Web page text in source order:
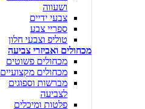
ושעווה
צבעי ידיים
ספריי צבע
טוליפ וצבעי חלון
מכחולים ואביזרי צביעה
מכחולים פשוטים
מכחולים מקצועיים
מברשות וספוגים
לצביעה
פלטות ומיכלים